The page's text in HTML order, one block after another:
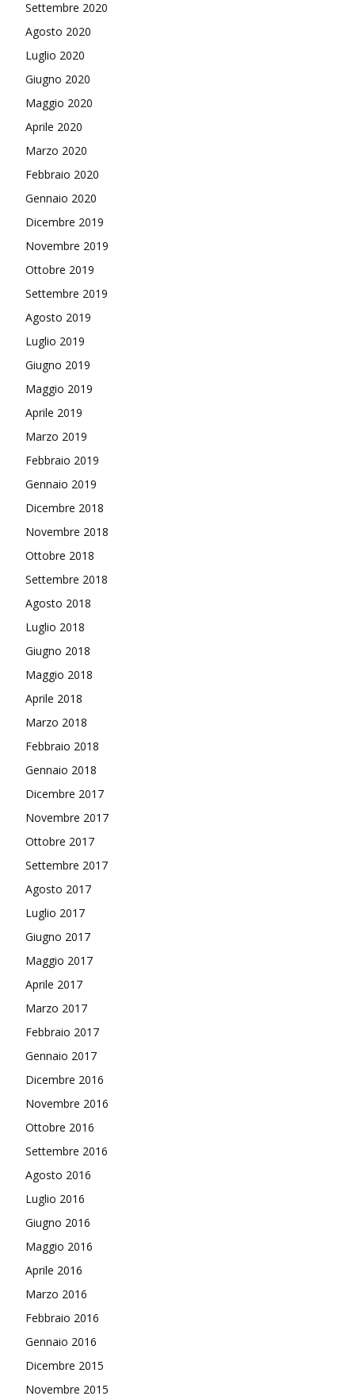
Settembre 2020
Agosto 2020
Luglio 2020
Giugno 2020
Maggio 2020
Aprile 2020
Marzo 2020
Febbraio 2020
Gennaio 2020
Dicembre 2019
Novembre 2019
Ottobre 2019
Settembre 2019
Agosto 2019
Luglio 2019
Giugno 2019
Maggio 2019
Aprile 2019
Marzo 2019
Febbraio 2019
Gennaio 2019
Dicembre 2018
Novembre 2018
Ottobre 2018
Settembre 2018
Agosto 2018
Luglio 2018
Giugno 2018
Maggio 2018
Aprile 2018
Marzo 2018
Febbraio 2018
Gennaio 2018
Dicembre 2017
Novembre 2017
Ottobre 2017
Settembre 2017
Agosto 2017
Luglio 2017
Giugno 2017
Maggio 2017
Aprile 2017
Marzo 2017
Febbraio 2017
Gennaio 2017
Dicembre 2016
Novembre 2016
Ottobre 2016
Settembre 2016
Agosto 2016
Luglio 2016
Giugno 2016
Maggio 2016
Aprile 2016
Marzo 2016
Febbraio 2016
Gennaio 2016
Dicembre 2015
Novembre 2015